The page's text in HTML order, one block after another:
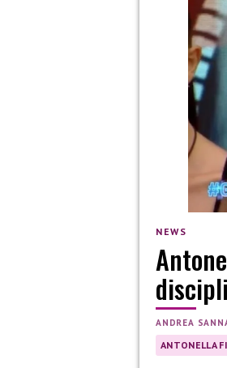
NEWS
ANDREA
ANTONELLA